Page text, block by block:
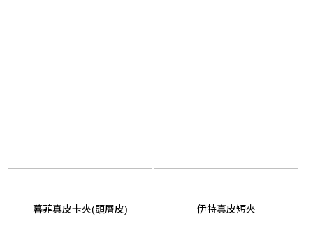
暮菲真皮卡夾(頭層皮) 伊特真皮短夾